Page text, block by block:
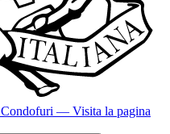
Condofuri — Visita la pagina